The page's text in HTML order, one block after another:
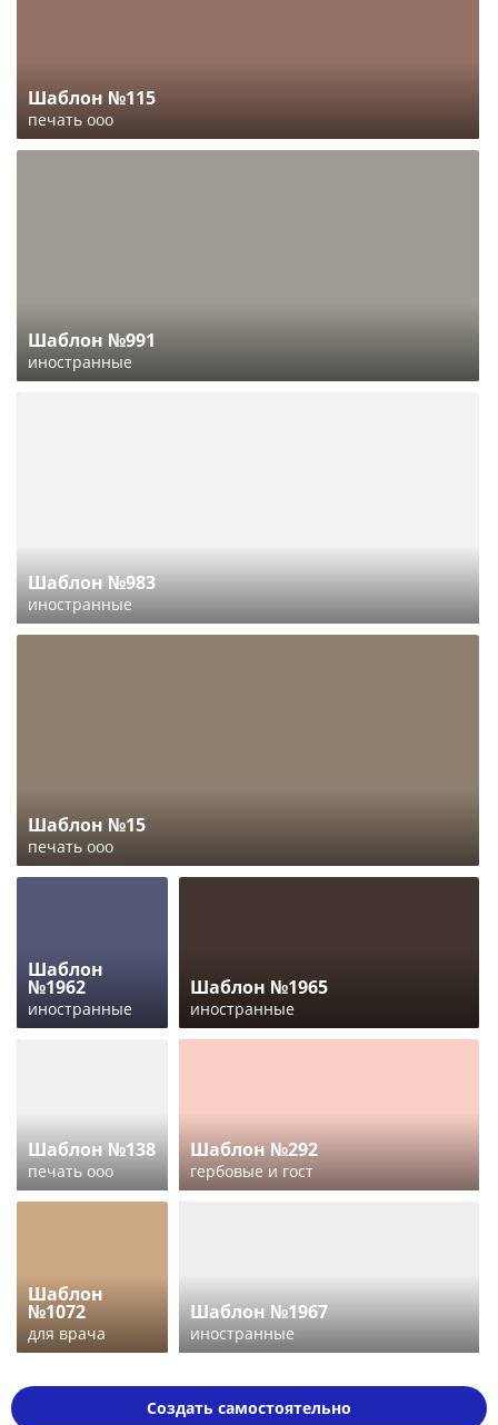
Шаблон №115
печать ооо
Шаблон №991
иностранные
Шаблон №983
иностранные
Шаблон №15
печать ооо
Шаблон
№1962
иностранные
Шаблон №1965
иностранные
Шаблон №138
печать ооо
Шаблон №292
гербовые и гост
Шаблон
№1072
для врача
Шаблон №1967
иностранные
Создать самостоятельно